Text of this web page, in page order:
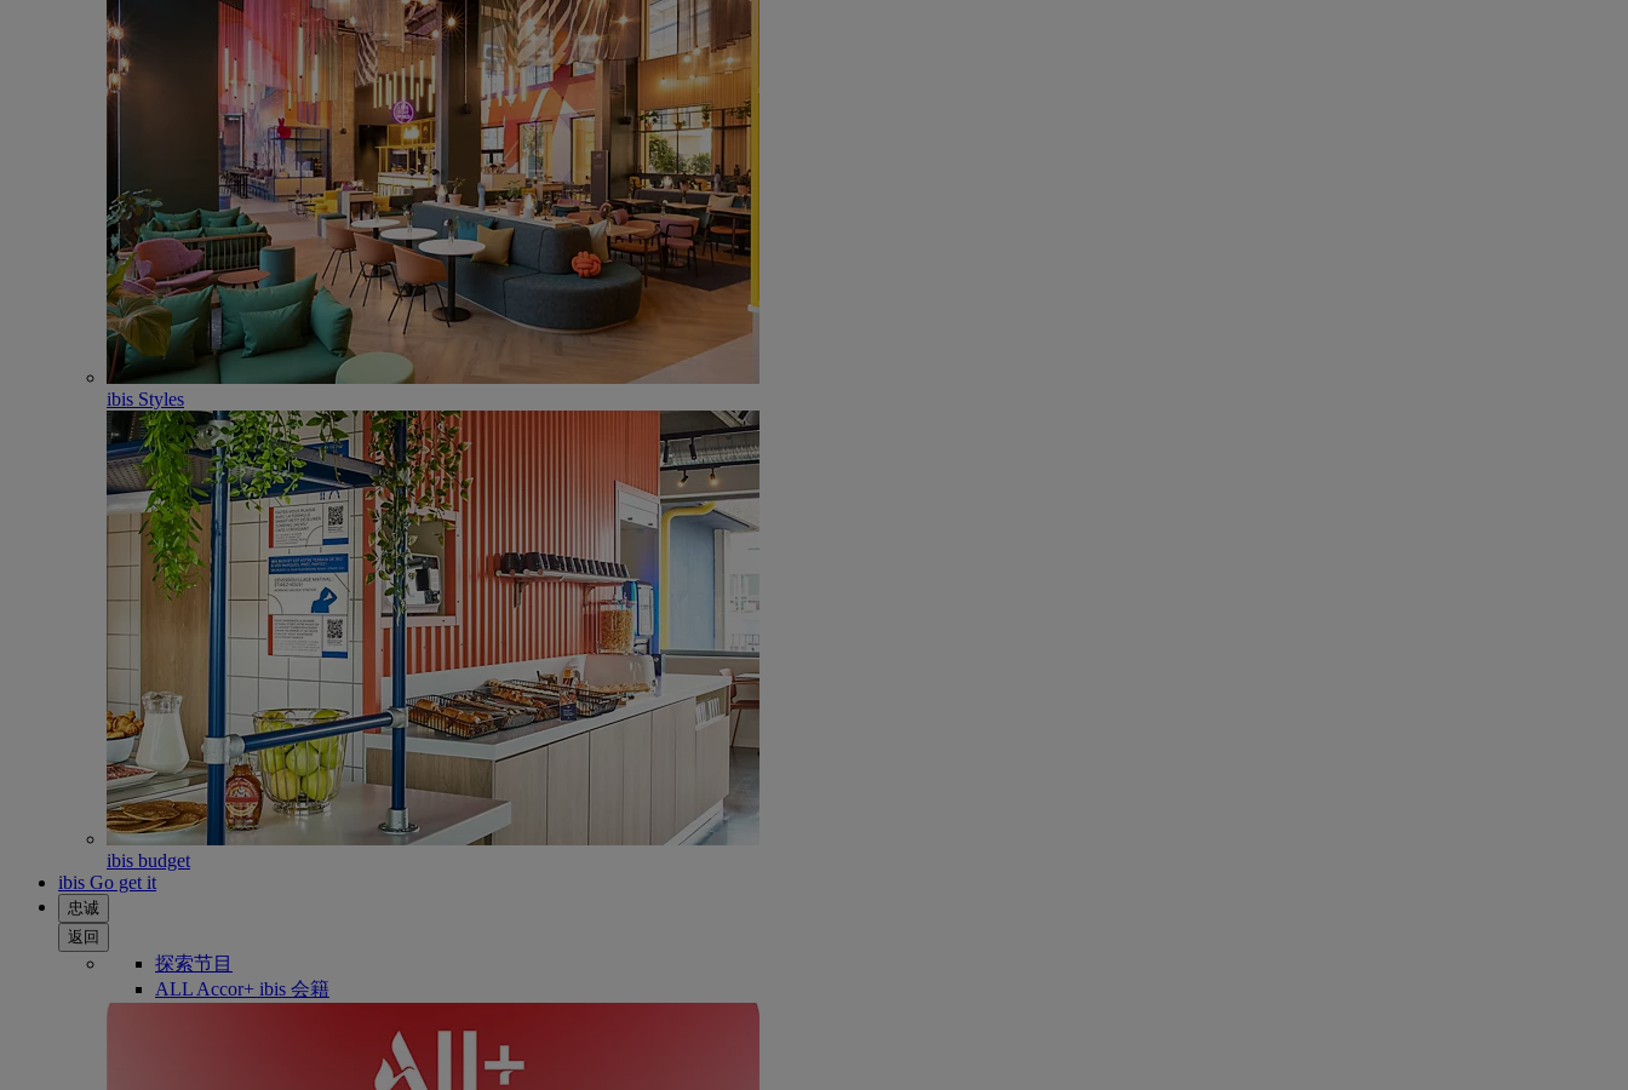
ibis Styles
ibis budget
ibis Go get it
忠诚
返回
探索节目
ALL Accor+ ibis 会籍